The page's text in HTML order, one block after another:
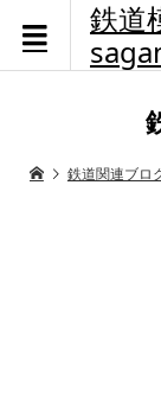
鉄道
鉄道関連ブロ